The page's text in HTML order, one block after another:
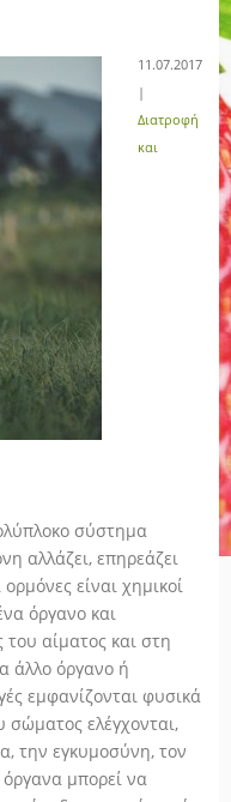
11.07.2017
|
Διατροφή
και
σύστημα
αλλάζει, επηρεάζει
είναι χημικοί
όργανο και
αίματος και στη
άλλο όργανο ή
εμφανίζονται φυσικά
ελέγχονται,
την εγκυμοσύνη, τον
μπορεί να